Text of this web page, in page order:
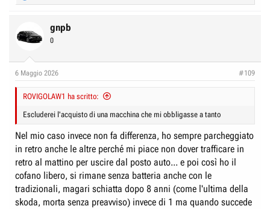
e
t
i
s
gnpb
0
6 Maggio 2026 #109
ROVIGOLAW1 ha scritto:
Escluderei l'acquisto di una macchina che mi obbligasse a tanto
Nel mio caso invece non fa differenza, ho sempre parcheggiato
in retro anche le altre perché mi piace non dover trafficare in
retro al mattino per uscire dal posto auto... e poi così ho il
cofano libero, si rimane senza batteria anche con le
tradizionali, magari schiatta dopo 8 anni (come l'ultima della
skoda, morta senza preavviso) invece di 1 ma quando succede